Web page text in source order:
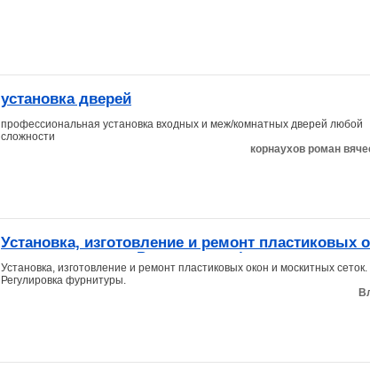
установка дверей
профессиональная установка входных и меж/комнатных дверей любой
сложности
корнаухов роман
Установка, изготовление и ремонт пластиковых
москитных сеток, Регулировка фурнитуры
Установка, изготовление и ремонт пластиковых окон и москитных сеток.
Регулировка фурнитуры.